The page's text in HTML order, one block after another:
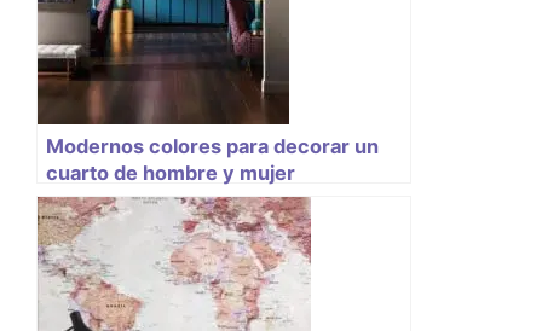
Modernos colores para decorar un
cuarto de hombre y mujer